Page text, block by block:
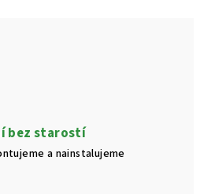
bez starostí
a nainstalujeme